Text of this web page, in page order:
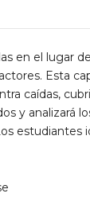
en el lugar
Esta
caídas,
y analizará
estudiantes